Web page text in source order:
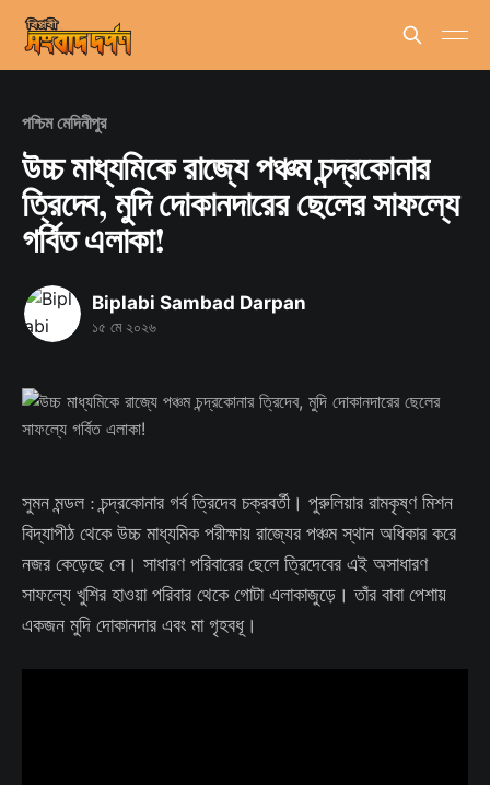
পশ্চিম মেদিনীপুর
উচ্চ মাধ্যমিকে রাজ্যে পঞ্চম চন্দ্রকোনার
ত্রিদেব, মুদি দোকানদারের ছেলের সাফল্যে
গর্বিত এলাকা!
Biplabi Sambad Darpan
১৫ মে ২০২৬
সুমন মন্ডল : চন্দ্রকোনার গর্ব ত্রিদেব চক্রবর্তী। পুরুলিয়ার রামকৃষ্ণ মিশন
বিদ্যাপীঠ থেকে উচ্চ মাধ্যমিক পরীক্ষায় রাজ্যের পঞ্চম স্থান অধিকার করে
নজর কেড়েছে সে। সাধারণ পরিবারের ছেলে ত্রিদেবের এই অসাধারণ
সাফল্যে খুশির হাওয়া পরিবার থেকে গোটা এলাকাজুড়ে। তাঁর বাবা পেশায়
একজন মুদি দোকানদার এবং মা গৃহবধূ।